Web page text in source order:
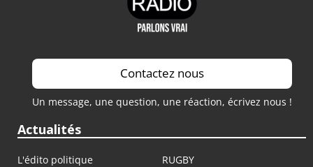
Contactez nous
Un message, une question, une réaction, écrivez nous !
Actualités
L'édito politique
RUGBY